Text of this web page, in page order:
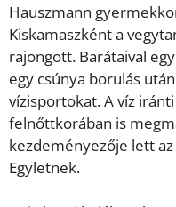
Hauszmann
Kiskamaszként a
rajongott. Barátaival
egy csúnya borulás
vízisportokat. A víz
felnőttkorában is
kezdeményezője lett
Egyletnek.